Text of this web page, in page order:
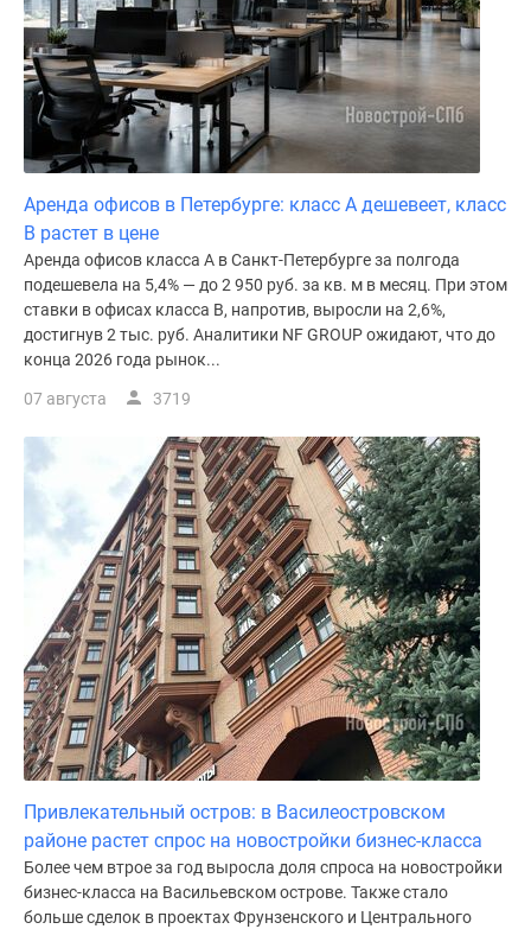
Аренда офисов в Петербурге: класс A дешевеет, класс
B растет в цене
Аренда офисов класса А в Санкт-Петербурге за полгода
подешевела на 5,4% — до 2 950 руб. за кв. м в месяц. При этом
ставки в офисах класса В, напротив, выросли на 2,6%,
достигнув 2 тыс. руб. Аналитики NF GROUP ожидают, что до
конца 2026 года рынок...
07 августа 3719
Привлекательный остров: в Василеостровском
районе растет спрос на новостройки бизнес-класса
Более чем втрое за год выросла доля спроса на новостройки
бизнес-класса на Васильевском острове. Также стало
больше сделок в проектах Фрунзенского и Центрального